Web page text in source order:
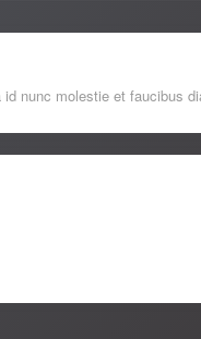
nunc molestie et faucibus